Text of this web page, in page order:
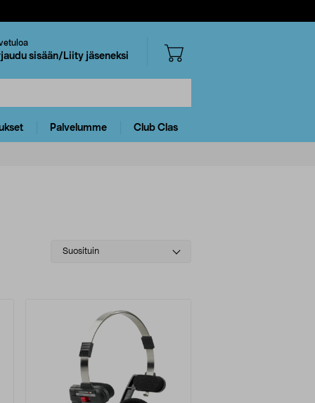
sisään/Liity jäseneksi
Palvelumme Club Clas
Select
Suosituin